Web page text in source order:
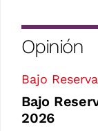
Opinión
Bajo Reserva
Bajo
2026